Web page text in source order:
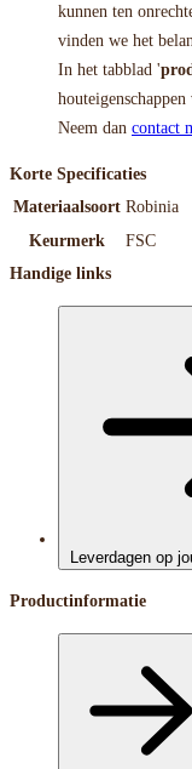
kunnen ten
vinden we het
In het tabblad '
Neem dan contact
Korte Specificaties
Materiaalsoort Robinia
Keurmerk
FSC
Handige links
Leverdagen op
Productinformatie